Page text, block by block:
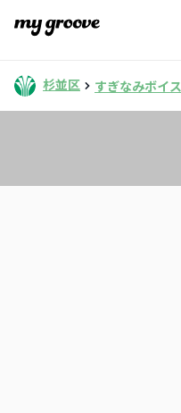
杉並区 すぎなみボイス